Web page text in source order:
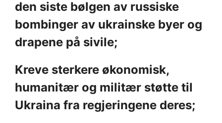
den siste bølgen av russiske
bombinger av ukrainske byer og
drapene på sivile;
Kreve sterkere økonomisk,
humanitær og militær støtte til
Ukraina fra regjeringene deres;